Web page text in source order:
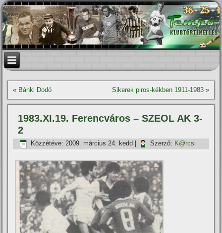
« Bánki Dodó Sikerek piros-kékben 1911-1983»
1983.XI.19. Ferencváros – SZEOL AK 3-
2
Közzétéve: 2009. március 24. kedd Szerző: K@rcsi